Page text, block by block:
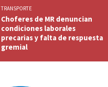
TRANSPORTE
Choferes de MR denuncian
condiciones laborales
precarias y falta de respuesta
gremial